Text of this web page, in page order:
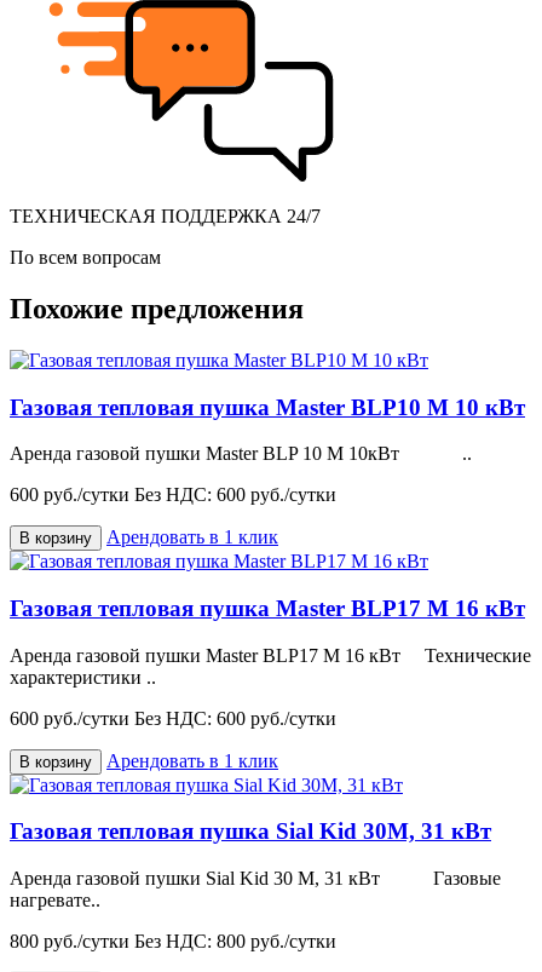
ТЕХНИЧЕСКАЯ ПОДДЕРЖКА 24/7
По всем вопросам
Похожие предложения
Газовая тепловая пушка Master BLP10 M 10 кВт
Аренда газовой пушки Master BLP 10 M 10кВт ..
600 руб./сутки Без НДС: 600 руб./сутки
В корзину Арендовать в 1 клик
Газовая тепловая пушка Master BLP17 M 16 кВт
Аренда газовой пушки Master BLP17 M 16 кВт Технические
характеристики ..
600 руб./сутки Без НДС: 600 руб./сутки
В корзину Арендовать в 1 клик
Газовая тепловая пушка Sial Kid 30M, 31 кВт
Аренда газовой пушки Sial Kid 30 M, 31 кВт Газовые
нагревате..
800 руб./сутки Без НДС: 800 руб./сутки